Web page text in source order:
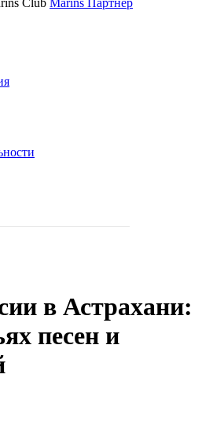
Club Marins Партнер
в Астрахани:
песен и